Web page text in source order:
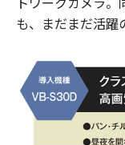
も、まだまだ活躍